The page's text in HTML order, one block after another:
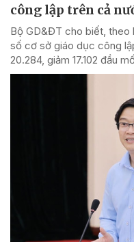
công lập trên cả
Bộ GD&ĐT cho biết,
số cơ sở giáo dục công
20.284, giảm 17.102 đầu